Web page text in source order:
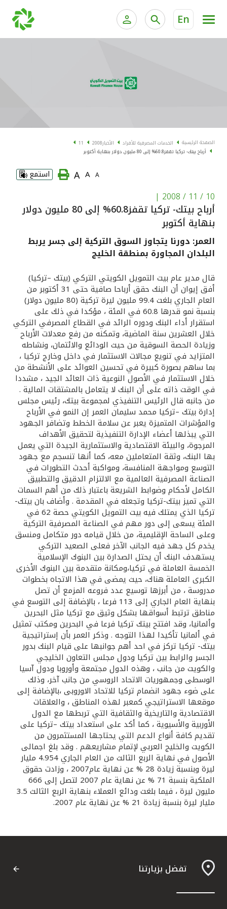
En
الخدمات المصرفية الإلكترونية للشركات
البطاقات
"برامج العملاء"
الاستثمار
القنوات المصرفية
أدوات وخدمات
خدمات ما بعد البيع
اتصل بنا
مواقع الفروع وأجهزة الصرف الآلي
ألمانيا
ماليزيا
تركيا
مصر
المملكة المتحدة
مملكة البحرين
الصفحة الرئيسية الخدمات المصرفية للأفراد الأخبار2008
11
أرباح بيتك- تركيا تقفز60.8% إلى 80 مليون دولار بنهاية أكتوبر
A
A
A استمع
10 / 11 / 2008
|
أرباح بيتك- تركيا تقفز60.8% إلى 80 مليون دولار
بنهاية أكتوبر
العمر: دورنا يتجاوز السوق التركية إلى جسر يربط
البلدان المجاورة بمنطقة الخليج
قال مدير عام بيت التمويل الكويتي التركي (بيتك –تركيا)
أفق إيوان أن البنك حقق أرباحا صافية حتى 31 أكتوبر من
العام الجاري بلغت 99.4 مليون ليرة تركية (80 مليون دولار)
بنسبة نمو قدرها 60.8 في المئة ، مؤكدا في ذلك على
استقرار أداء البنك ودوره الرائد في القطاع المصرفي التركي
خلال العشرين سنة الماضية، وتمكنه من رفع معدلات الأرباح
وزيادة الحصة السوقية من حيث الودائع والائتمان، ونشاطه
المتزايد في تنويع مجالات الاستثمار في داخل وخارج تركيا ،
بما ساهم بصورة كبيرة في تحسين العوائد على الأنشطة من
خلال الاستثمار في الأصول النوعية ذات العائد الجيد ، مشددا
في الوقت ذاته على أن البنك لا يتعامل بالمشتقات المالية .
من جانبه قال الرئيس التنفيذي لمجموعة بيتك، رئيس مجلس
إدارة بيتك –تركيا محمد سليمان العمر إن النمو في الأرباح
والمؤشرات المتميزة يعبر عن سلامة الخطط وتضافر الجهود
التي يبذلها أعضاء الإدارة التنفيذية لتحقيق الأهداف
المرجوة، والبيئة الاقتصادية والاستثمارية الجيدة التي يعمل
بها البنك، وثقة المتعاملين معه، كما أنها تنسجم مع جهود
التوسع ومواجهة المنافسة، ومواكبة أحدث التطورات في
الصناعة المصرفية العالمية مع الالتزام الدقيق والتطبيق
الكامل لأحكام وضوابط الشريعة باعتبار ذلك من أهم السمات
التي تميز بيتك-تركيا وتجعله في المقدمة . وأضاف بان بيتك-
تركيا الذي يمتلك فيه بيت التمويل الكويتي حصة 62 في
المئة يسعى إلى دور مهم في الصناعة المصرفية التركية
وعلى الساحة الإقليمية، من خلال قيامه دور متكامل ومنسق
يخدم كل جهد فيه الجانب الآخر فعلى الصعيد التركي
يستهدف البنك أن يحتل الصدارة بين البنوك الإسلامية
الخمسة العاملة في تركيا،ومكانة متقدمة بين البنوك الأخرى
الكبرى العاملة هناك، حيث يمضى في هذا الاتجاه بخطوات
مدروسة ، من أبرزها توسيع عدد فروعه المزمع أن تصل
بنهاية العام الجاري إلى 113 فرعا ، بالإضافة إلى التوسع في
مناطق ترتبط أسواقها بشكل وثيق مع تركيا مثل البحرين
وألمانيا، وقد افتتح بيتك تركيا فرعا في البحرين ومكتب تمثيل
في ألمانيا تأكيدا لهذا التوجه . وذكر العمر بأن إستراتيجية
بيتك- تركيا تركز في احد أهم جوانبها على قيام البنك بدور
الجسر والرابط بين تركيا ودول مجلس التعاون الخليجي
والكويت من جانب ، وهذه الدول مجتمعة وأوروبا ودول آسيا
الوسطى وجمهوريات الاتحاد الروسي من جانب آخر، وذلك
على ضوء جهود انضمام تركيا للاتحاد الاوروبى ،بالإضافة إلى
موقعها الاستراتيجي كمعبر لهذه المناطق ، والعلاقات
الاقتصادية والتاريخية والثقافية التي تربطها مع الدول
الأوربية والأسيوية ، كما أكد على استعداد بيتك –تركيا على
تقديم كافة أنواع الدعم التي يحتاجها المستثمرون من
الكويت والخليج العربي لإتمام مشاريعهم . وقد بلغ اجمالى
الأصول في نهاية الربع الثالث من العام الجاري 4.954 مليار
ليرة وبنسبة زيادة 28 % عن نهاية عام2007 ، وزادت حقوق
الملكية بنسبة 71 % عن نهاية عام 2007 لتصل إلى 666
مليون ليرة ، فيما بلغت ودائع العملاء بنهاية الربع الثالث 3.5
مليار ليرة بنسبة زيادة 21 % عن نهاية عام 2007.
تفضل بزيارتنا